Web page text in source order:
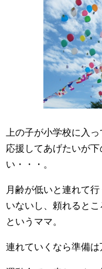
上の子が小学校に入
応援してあげたいが
い・・・。
月齢が低いと連れて
いないし、頼れるとこ
というママ。
連れていくなら準備は